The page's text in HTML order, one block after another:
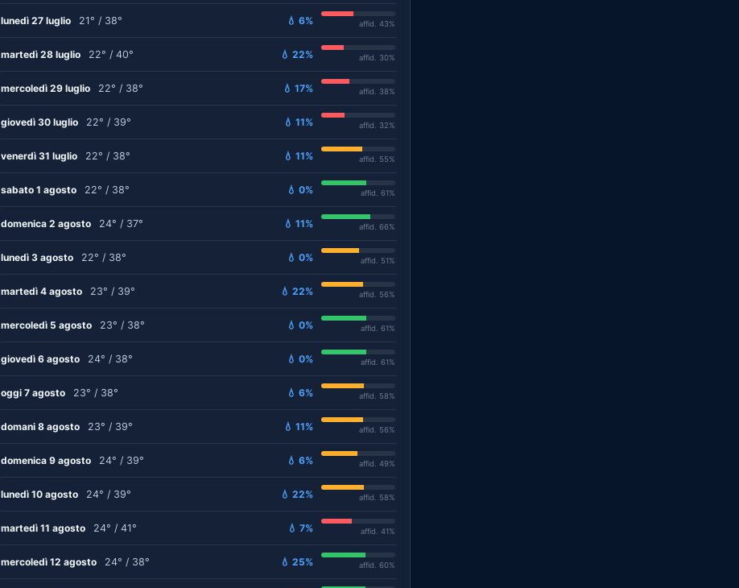
lunedì 27 luglio 21° / 38° 💧 6% affid. 43%
martedì 28 luglio 22° / 40° 💧 22% affid. 30%
mercoledì 29 luglio 22° / 38° 💧 17% affid. 38%
giovedì 30 luglio 22° / 39° 💧 11% affid. 32%
venerdì 31 luglio 22° / 38° 💧 11% affid. 55%
sabato 1 agosto 22° / 38° 💧 0% affid. 61%
domenica 2 agosto 24° / 37° 💧 11% affid. 66%
lunedì 3 agosto 22° / 38° 💧 0% affid. 51%
martedì 4 agosto 23° / 39° 💧 22% affid. 56%
mercoledì 5 agosto 23° / 38° 💧 0% affid. 61%
giovedì 6 agosto 24° / 38° 💧 0% affid. 61%
oggi 7 agosto 23° / 38° 💧 6% affid. 58%
domani 8 agosto 23° / 39° 💧 11% affid. 56%
domenica 9 agosto 24° / 39° 💧 6% affid. 49%
lunedì 10 agosto 24° / 39° 💧 22% affid. 58%
martedì 11 agosto 24° / 41° 💧 7% affid. 41%
mercoledì 12 agosto 24° / 38° 💧 25% affid. 60%